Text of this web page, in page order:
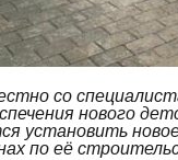
со
нового
установить
по её